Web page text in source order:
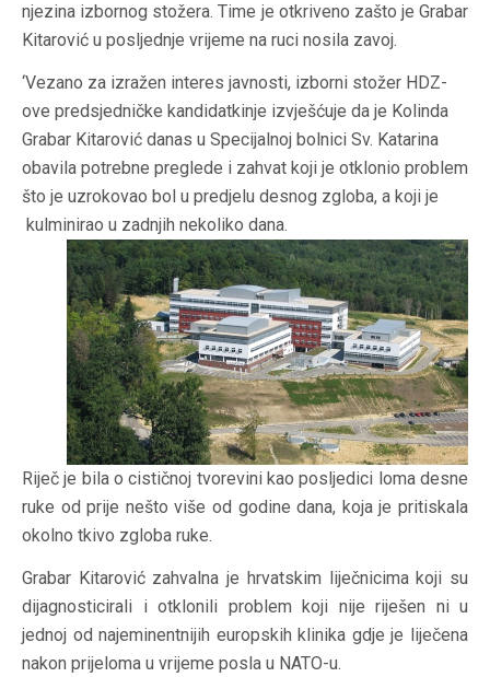
njezina izbornog stožera. Time je otkriveno zašto je Grabar
Kitarović u posljednje vrijeme na ruci nosila zavoj.
‘Vezano za izražen interes javnosti, izborni stožer HDZ-
ove predsjedničke kandidatkinje izvješćuje da je Kolinda
Grabar Kitarović danas u Specijalnoj bolnici Sv. Katarina
obavila potrebne preglede i zahvat koji je otklonio problem
što je uzrokovao bol u predjelu desnog zgloba, a koji je
kulminirao u zadnjih nekoliko dana.
Riječ je bila o cističnoj tvorevini kao posljedici loma desne
ruke od prije nešto više od godine dana, koja je pritiskala
okolno tkivo zgloba ruke.
Grabar Kitarović zahvalna je hrvatskim liječnicima koji su
dijagnosticirali i otklonili problem koji nije riješen ni u
jednoj od najeminentnijih europskih klinika gdje je liječena
nakon prijeloma u vrijeme posla u NATO-u.